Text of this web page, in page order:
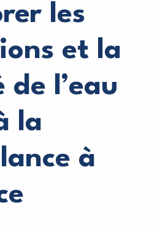
les
et la
l’eau
la
à